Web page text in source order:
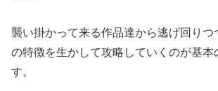
襲い掛かって来る作品達から逃げ回りつ
の特徴を生かして攻略していくのが基本
す。